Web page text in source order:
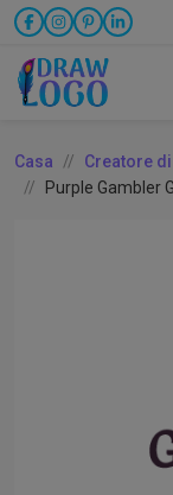
Casa Creatore
Purple Gambler